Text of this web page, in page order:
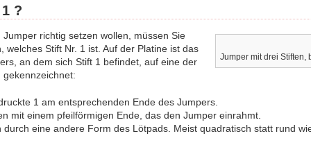
?
Jumper mit drei Stiften,
Jumper richtig setzen wollen, müssen Sie
welches Stift Nr. 1 ist. Auf der Platine ist das
an dem sich Stift 1 befindet, auf eine der
gekennzeichnet:
1 am entsprechenden Ende des Jumpers.
mit einem pfeilförmigen Ende, das den Jumper einrahmt.
durch eine andere Form des Lötpads. Meist quadratisch statt rund